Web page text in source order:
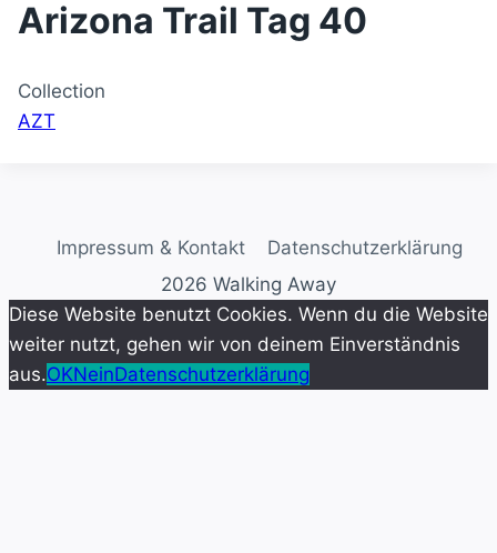
Arizona Trail Tag 40
Collection
AZT
Impressum & Kontakt
Datenschutzerklärung
2026 Walking Away
Diese Website benutzt Cookies. Wenn du die Website
weiter nutzt, gehen wir von deinem Einverständnis
aus.OKNeinDatenschutzerklärung